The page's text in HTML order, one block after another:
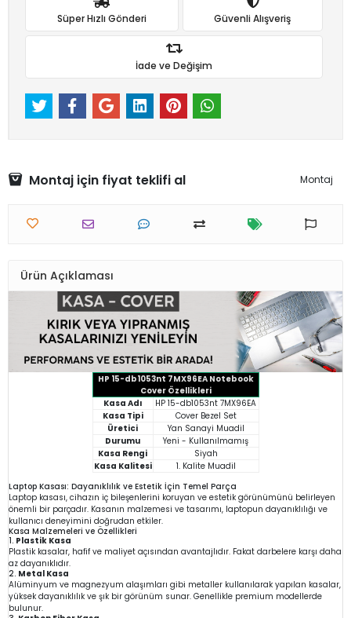
Süper Hızlı Gönderi Güvenli Alışveriş
İade ve Değişim
Montaj için fiyat teklifi al Montaj
Ürün Açıklaması
HP 15-db1053nt 7MX96EA Notebook
Cover Özellikleri
Kasa Adı
HP 15-db1053nt 7MX96EA
Kasa Tipi
Cover Bezel Set
Üretici
Yan Sanayi Muadil
Durumu
Yeni - Kullanılmamış
Kasa Rengi
Siyah
Kasa Kalitesi
1. Kalite Muadil
Laptop Kasası: Dayanıklılık ve Estetik İçin Temel Parça
Laptop kasası, cihazın iç bileşenlerini koruyan ve estetik görünümünü belirleyen
önemli bir parçadır. Kasanın malzemesi ve tasarımı, laptopun dayanıklılığı ve
kullanıcı deneyimini doğrudan etkiler.
Kasa Malzemeleri ve Özellikleri
1. Plastik Kasa
Plastik kasalar, hafif ve maliyet açısından avantajlıdır. Fakat darbelere karşı daha
az dayanıklıdır.
2. Metal Kasa
Alüminyum ve magnezyum alaşımları gibi metaller kullanılarak yapılan kasalar,
yüksek dayanıklılık ve şık bir görünüm sunar. Genellikle premium modellerde
bulunur.